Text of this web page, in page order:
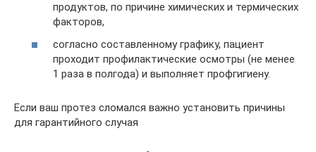
продуктов, по причине химических и термических
факторов,
согласно составленному графику, пациент
проходит профилактические осмотры (не менее
1 раза в полгода) и выполняет профгигиену.
Если ваш протез сломался важно установить причины
для гарантийного случая